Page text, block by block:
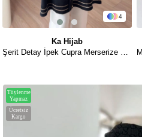
4
Ka Hijab
Şerit Detay İpek Cupra Merserize Hırka - Siyah
Ücretsiz
Kargo
Tüylenme
Yapmaz